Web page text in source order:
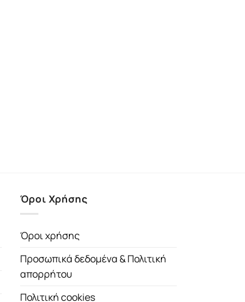
Όροι Χρήσης
Όροι χρήσης
Προσωπικά δεδομένα & Πολιτική
απορρήτου
Πολιτική cookies